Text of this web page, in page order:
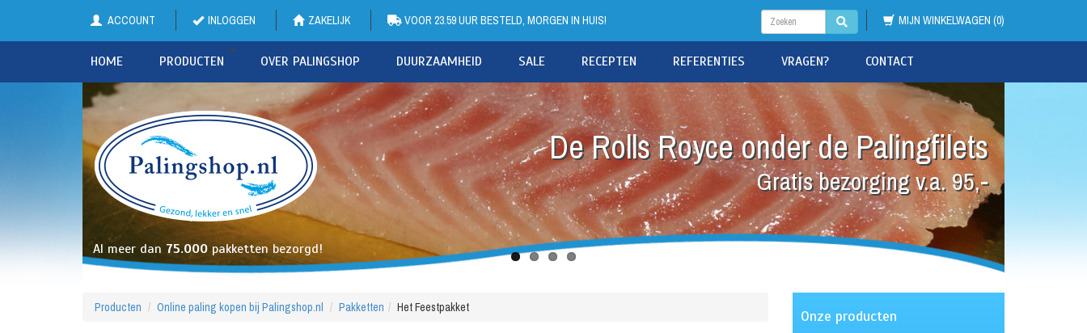
ACCOUNT INLOGGEN ZAKELIJK VOOR 23.59 UUR BESTELD, MORGEN IN HUIS! MIJN WINKELWAGEN (0)
HOME PRODUCTEN OVER PALINGSHOP DUURZAAMHEID SALE RECEPTEN REFERENTIES VRAGEN? CONTACT
Al meer dan 75.000 pakketten bezorgd!
De Rolls Royce onder de Palingfilets
Gratis bezorging v.a. 95,-
Producten Online paling kopen bij Palingshop.nl Pakketten Het Feestpakket Onze producten